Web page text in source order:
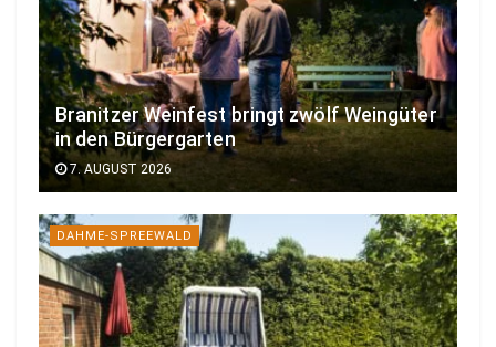
Branitzer Weinfest bringt zwölf Weingüter
in den Bürgergarten
7. AUGUST 2026
DAHME-SPREEWALD